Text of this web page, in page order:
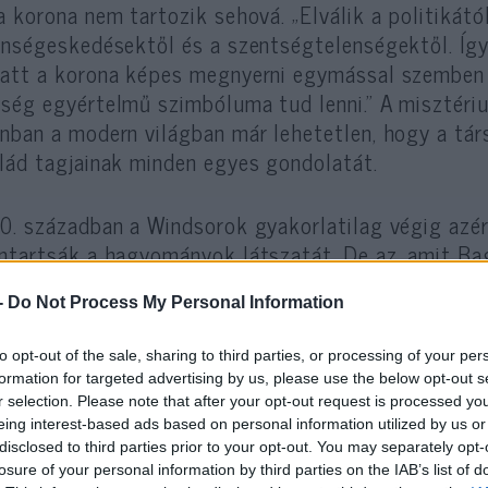
Do Not Process My Personal Information
opt-out of the sale, sharing to third parties, or processing of your
for targeted advertising by us, please use the below opt-out
selection. Please note that after your opt-out request is processed
interest-based ads based on personal information utilized by us
to third parties prior to your opt-out. You may separately
of your personal information by third parties on the IAB’s list of
korona nem tartozik sehová. „Elválik a
és a szentségtelenségektől.
a korona képes megnyerni egymással
egyértelmű szimbóluma tud lenni.” A
a modern világban már lehetetlen, hogy a
tagjainak minden egyes gondolatát.
században a Windsorok gyakorlatilag végig
a hagyományok látszatát. De az, amit
tartotta a rendszert, az egyfajta szürkeség
nem kompatibilis. Ez az elmúlt huszonöt év
Diana és Károly válásától, Harry náci farsangi
megkérdőjeleződött. Most Harry herceg és
a már így is vaskos könyvben.